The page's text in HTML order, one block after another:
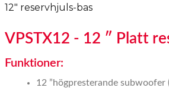
12" reservhjuls-bas
VPSTX12 - 12 ″ Platt
Funktioner:
12 ”högpresterande subwoofer